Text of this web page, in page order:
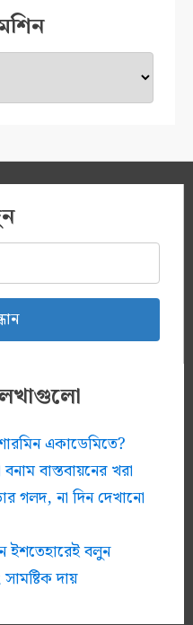
একাডেমিতে?
বনাম বাস্তবায়নের খরা
গলদ, না দিন দেখানো
ইশতেহারেই বলুন
দায়